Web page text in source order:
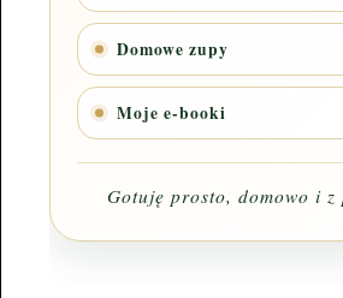
Domowe zupy
Moje e-booki
Gotuję prosto, domowo i z